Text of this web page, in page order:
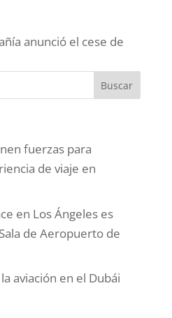
anunció el cese de
fuerzas para
de viaje en
en Los Ángeles es
de Aeropuerto de
aviación en el Dubái